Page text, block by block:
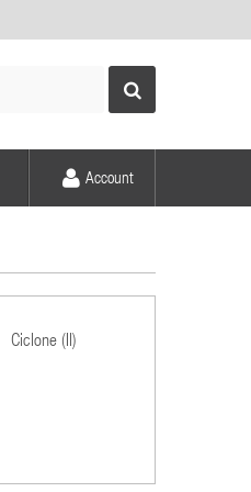
Account
Ciclone (Il)